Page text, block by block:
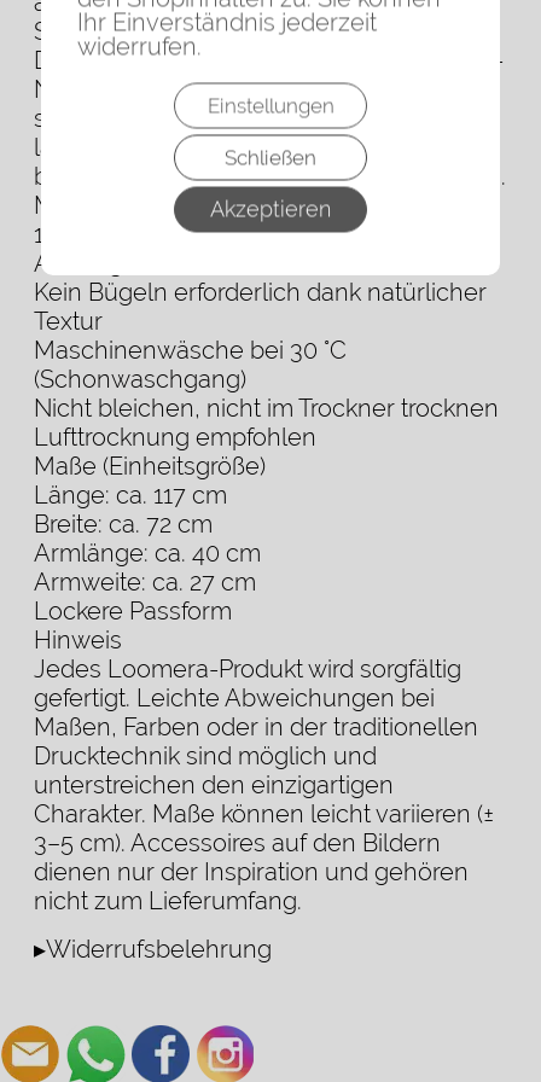
Ihr Einverständnis jederzeit
widerrufen.
Einstellungen
Schließen
Akzeptieren
Seine lockere Passform und die fransigen
Details verleihen ihm eine moderne Boho-
Note. Ob am Strand, bei Reisen oder als
stilvolle Ergänzung im Alltag – diese Robe
lässt sich vielseitig kombinieren und
begleitet dich elegant durch jede Situation.
Material & Pflege
100 % Baumwolle
Atmungsaktiv, leicht & schnelltrocknend
Kein Bügeln erforderlich dank natürlicher
Textur
Maschinenwäsche bei 30 °C
(Schonwaschgang)
Nicht bleichen, nicht im Trockner trocknen
Lufttrocknung empfohlen
Maße (Einheitsgröße)
Länge: ca. 117 cm
Breite: ca. 72 cm
Armlänge: ca. 40 cm
Armweite: ca. 27 cm
Lockere Passform
Hinweis
Jedes Loomera-Produkt wird sorgfältig
gefertigt. Leichte Abweichungen bei
Maßen, Farben oder in der traditionellen
Drucktechnik sind möglich und
unterstreichen den einzigartigen
Charakter. Maße können leicht variieren (±
3–5 cm). Accessoires auf den Bildern
dienen nur der Inspiration und gehören
nicht zum Lieferumfang.
▸Widerrufsbelehrung